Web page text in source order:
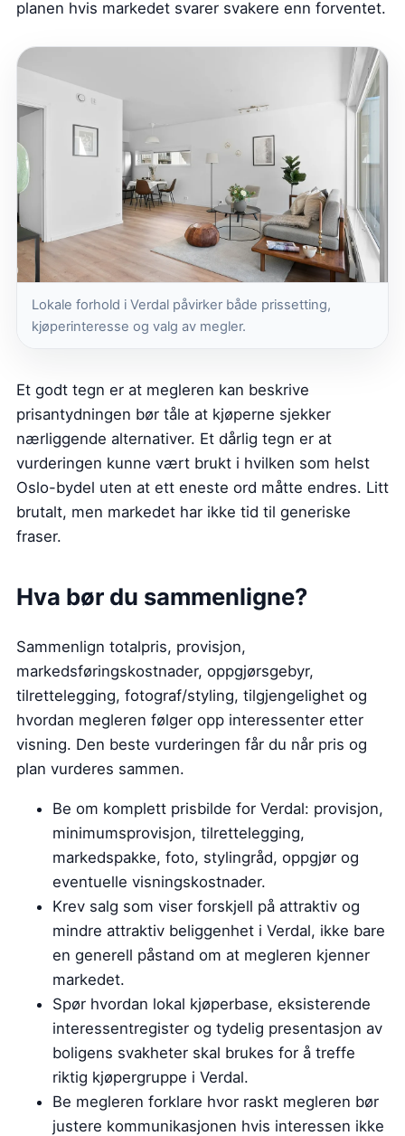
planen hvis markedet svarer svakere enn forventet.
Lokale forhold i Verdal påvirker både prissetting,
kjøperinteresse og valg av megler.
Et godt tegn er at megleren kan beskrive
prisantydningen bør tåle at kjøperne sjekker
nærliggende alternativer. Et dårlig tegn er at
vurderingen kunne vært brukt i hvilken som helst
Oslo-bydel uten at ett eneste ord måtte endres. Litt
brutalt, men markedet har ikke tid til generiske
fraser.
Hva bør du sammenligne?
Sammenlign totalpris, provisjon,
markedsføringskostnader, oppgjørsgebyr,
tilrettelegging, fotograf/styling, tilgjengelighet og
hvordan megleren følger opp interessenter etter
visning. Den beste vurderingen får du når pris og
plan vurderes sammen.
Be om komplett prisbilde for Verdal: provisjon,
minimumsprovisjon, tilrettelegging,
markedspakke, foto, stylingråd, oppgjør og
eventuelle visningskostnader.
Krev salg som viser forskjell på attraktiv og
mindre attraktiv beliggenhet i Verdal, ikke bare
en generell påstand om at megleren kjenner
markedet.
Spør hvordan lokal kjøperbase, eksisterende
interessentregister og tydelig presentasjon av
boligens svakheter skal brukes for å treffe
riktig kjøpergruppe i Verdal.
Be megleren forklare hvor raskt megleren bør
justere kommunikasjonen hvis interessen ikke